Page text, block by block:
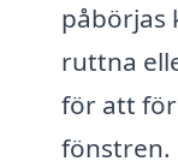
påbörjas
ruttna
för att
fönstren.